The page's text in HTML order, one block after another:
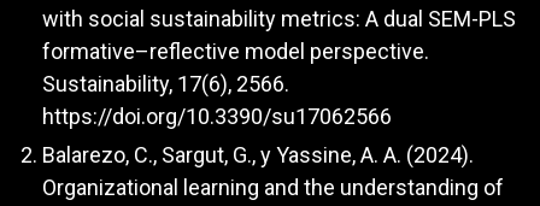
with social sustainability metrics: A dual SEM-PLS
formative–reflective model perspective.
Sustainability, 17(6), 2566.
https://doi.org/10.3390/su17062566
Balarezo, C., Sargut, G., y Yassine, A. A. (2024).
Organizational learning and the understanding of